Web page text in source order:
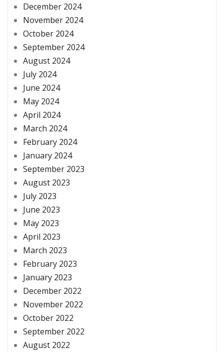
December 2024
November 2024
October 2024
September 2024
August 2024
July 2024
June 2024
May 2024
April 2024
March 2024
February 2024
January 2024
September 2023
August 2023
July 2023
June 2023
May 2023
April 2023
March 2023
February 2023
January 2023
December 2022
November 2022
October 2022
September 2022
August 2022